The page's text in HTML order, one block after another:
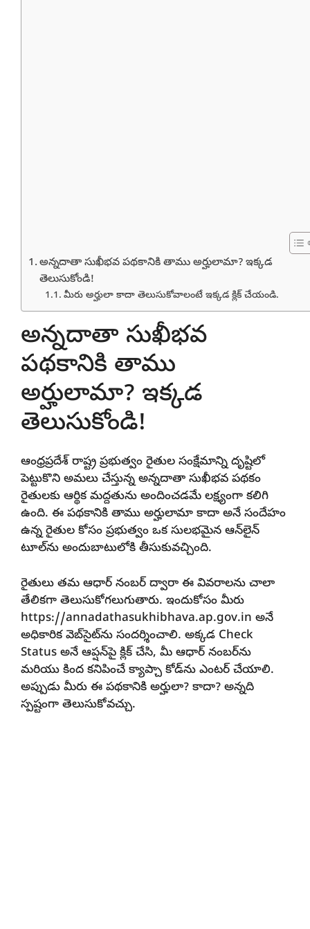
అన్నదాతా సుఖీభవ పథకానికి తాము అర్హులామా? ఇక్కడ
తెలుసుకోండి!
మీరు అర్హులా కాదా తెలుసుకోవాలంటే ఇక్కడ క్లిక్ చేయండి.
అన్నదాతా సుఖీభవ
పథకానికి తాము
అర్హులామా? ఇక్కడ
తెలుసుకోండి!
ఆంధ్రప్రదేశ్ రాష్ట్ర ప్రభుత్వం రైతుల సంక్షేమాన్ని దృష్టిలో
పెట్టుకొని అమలు చేస్తున్న అన్నదాతా సుఖీభవ పథకం
రైతులకు ఆర్థిక మద్దతును అందించడమే లక్ష్యంగా కలిగి
ఉంది. ఈ పథకానికి తాము అర్హులామా కాదా అనే సందేహం
ఉన్న రైతుల కోసం ప్రభుత్వం ఒక సులభమైన ఆన్‌లైన్
టూల్‌ను అందుబాటులోకి తీసుకువచ్చింది.
రైతులు తమ ఆధార్ నంబర్ ద్వారా ఈ వివరాలను చాలా
తేలికగా తెలుసుకోగలుగుతారు. ఇందుకోసం మీరు
https://annadathasukhibhava.ap.gov.in అనే
అధికారిక వెబ్‌సైట్‌ను సందర్శించాలి. అక్కడ Check
Status అనే ఆప్షన్‌పై క్లిక్ చేసి, మీ ఆధార్ నంబర్‌ను
మరియు కింద కనిపించే క్యాప్చా కోడ్‌ను ఎంటర్ చేయాలి.
అప్పుడు మీరు ఈ పథకానికి అర్హులా? కాదా? అన్నది
స్పష్టంగా తెలుసుకోవచ్చు.